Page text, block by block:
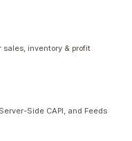
sales, inventory & profit
Side CAPI, and Feeds